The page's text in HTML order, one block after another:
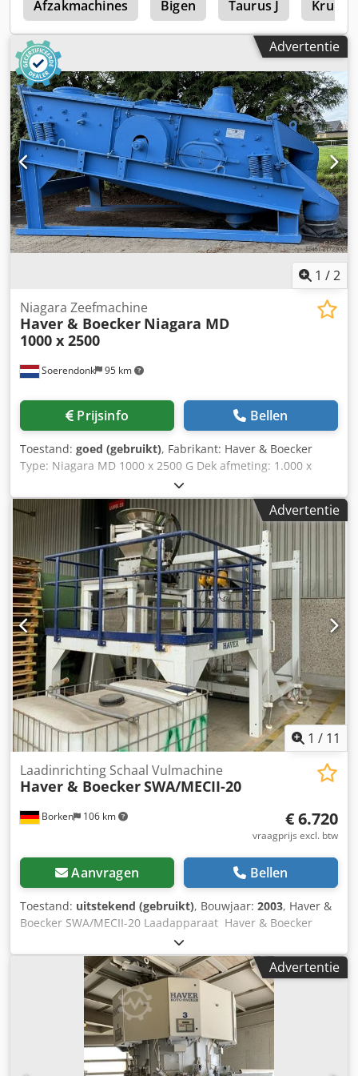
Afzakmachines Bigen Taurus J Krupp
Advertentie
1 /2
Soerendonk 95 km
Niagara Zeefmachine
Haver & Boecker Niagara MD
1000 x 2500
Prijsinfo Bellen
Toestand: goed (gebruikt), Fabrikant: Haver & Boecker
Type: Niagara MD 1000 x 2500 G Dek afmeting: 1.000 x
2.500 mm Aantal dekken: 2 Inclusief: – Frame – Veren
Dcjdpfx Apsy A S T Iscok – 4KW Elektromotor Zeefmachine
kan gestraald en gespoten worden.
Advertentie
1 / 11
Borken 106 km
Laadinrichting Schaal Vulmachine
Haver & BoeckerSWA/MECII-20
€ 6.720
vraagprijs excl. btw
Aanvragen Bellen
Toestand: uitstekend (gebruikt), Bouwjaar: 2003, Haver &
Boecker SWA/MECII-20 Laadapparaat Haver & Boecker
SWA/MECII-20 Losse laadinrichting met weegschaal voor
het laden van vrachtwagens of wagens met stortgoed
Geschikt voor vrijstromend, niet-stofhoudend
bulkmateriaal Beschrijving Merk: Haver & Boecker Type:
SWA/MECII-20 Jaar: 2003 Temperatuurgrenzen: -10 ° C / 40
° C Spanning: 230V Frequentie: 50 Hz Pneumatische druk:
5 bar; Max 40 kg Min 10 kg Afmetingen: Sectie I L2.43 x
B187 x H310 Afdeling II L240 x B240 x H310 Haver
Advertentie